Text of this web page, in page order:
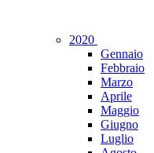
2020
Gennaio
Febbraio
Marzo
Aprile
Maggio
Giugno
Luglio